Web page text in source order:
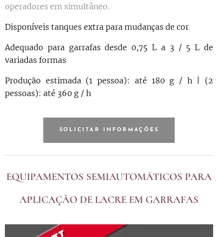
operadores em simultâneo.
Disponíveis tanques extra para mudanças de cor
Adequado para garrafas desde 0,75 L a 3 / 5 L de
variadas formas
Produção estimada (1 pessoa): até 180 g / h | (2
pessoas): até 360 g / h
SOLICITAR INFORMAÇÕES
EQUIPAMENTOS SEMIAUTOMÁTICOS PARA
APLICAÇÃO DE LACRE EM GARRAFAS